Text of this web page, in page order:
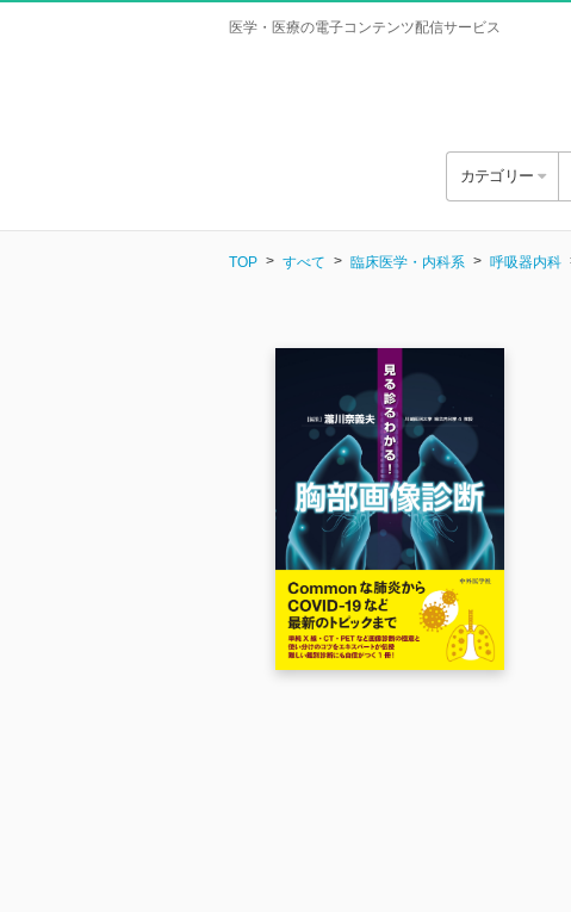
医学・医療の電子コンテンツ配信サービス
カテゴリー
TOP すべて 臨床医学・内科系 呼吸器内科